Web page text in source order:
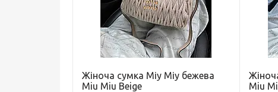
Жіноча сумка Міу Міу бежева
Miu Miu Beige
Miu